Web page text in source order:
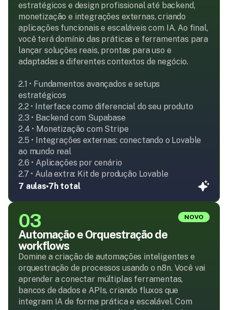
estratégicos e design profissional até backend,
monetização e integrações externas, criando
aplicações funcionais e escaláveis com IA. Ao final,
você terá domínio das práticas e ferramentas para
lançar soluções reais, prontas para uso e
adaptadas a diferentes contextos de negócio.
2.1 • Fundamentos avançados e setups
estratégicos
2.2 • Interface como diferencial do seu produto
2.3 • Backend com Supabase
2.4 • Monetização com Stripe
2.5 • Integrações externas: conectando o Lovable
ao mundo real
2.6 • Aplicações por cenário
2.7 • Aula extra: Kit de produção Lovable
7 aulas 7h total
NOVO
03
Automação e Orquestração de
workflows
Domine a criação de automações inteligentes e
orquestração de processos usando o n8n. Você vai
aprender a conectar múltiplas ferramentas,
bancos de dados e APIs, criando fluxos que
integram IA de forma prática e escalável. Com